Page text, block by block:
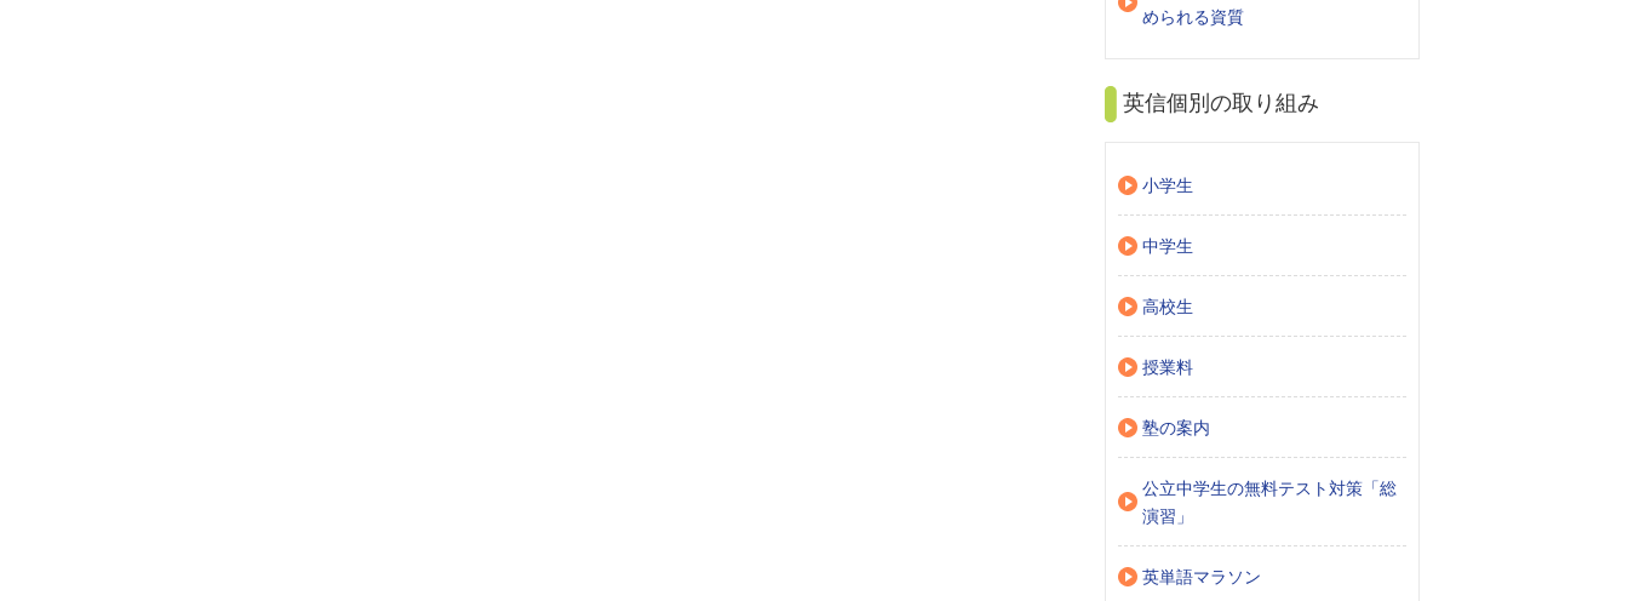
められる資質
英信個別の取り組み
小学生
中学生
高校生
授業料
塾の案内
公立中学生の無料テスト対策「総
演習」
英単語マラソン